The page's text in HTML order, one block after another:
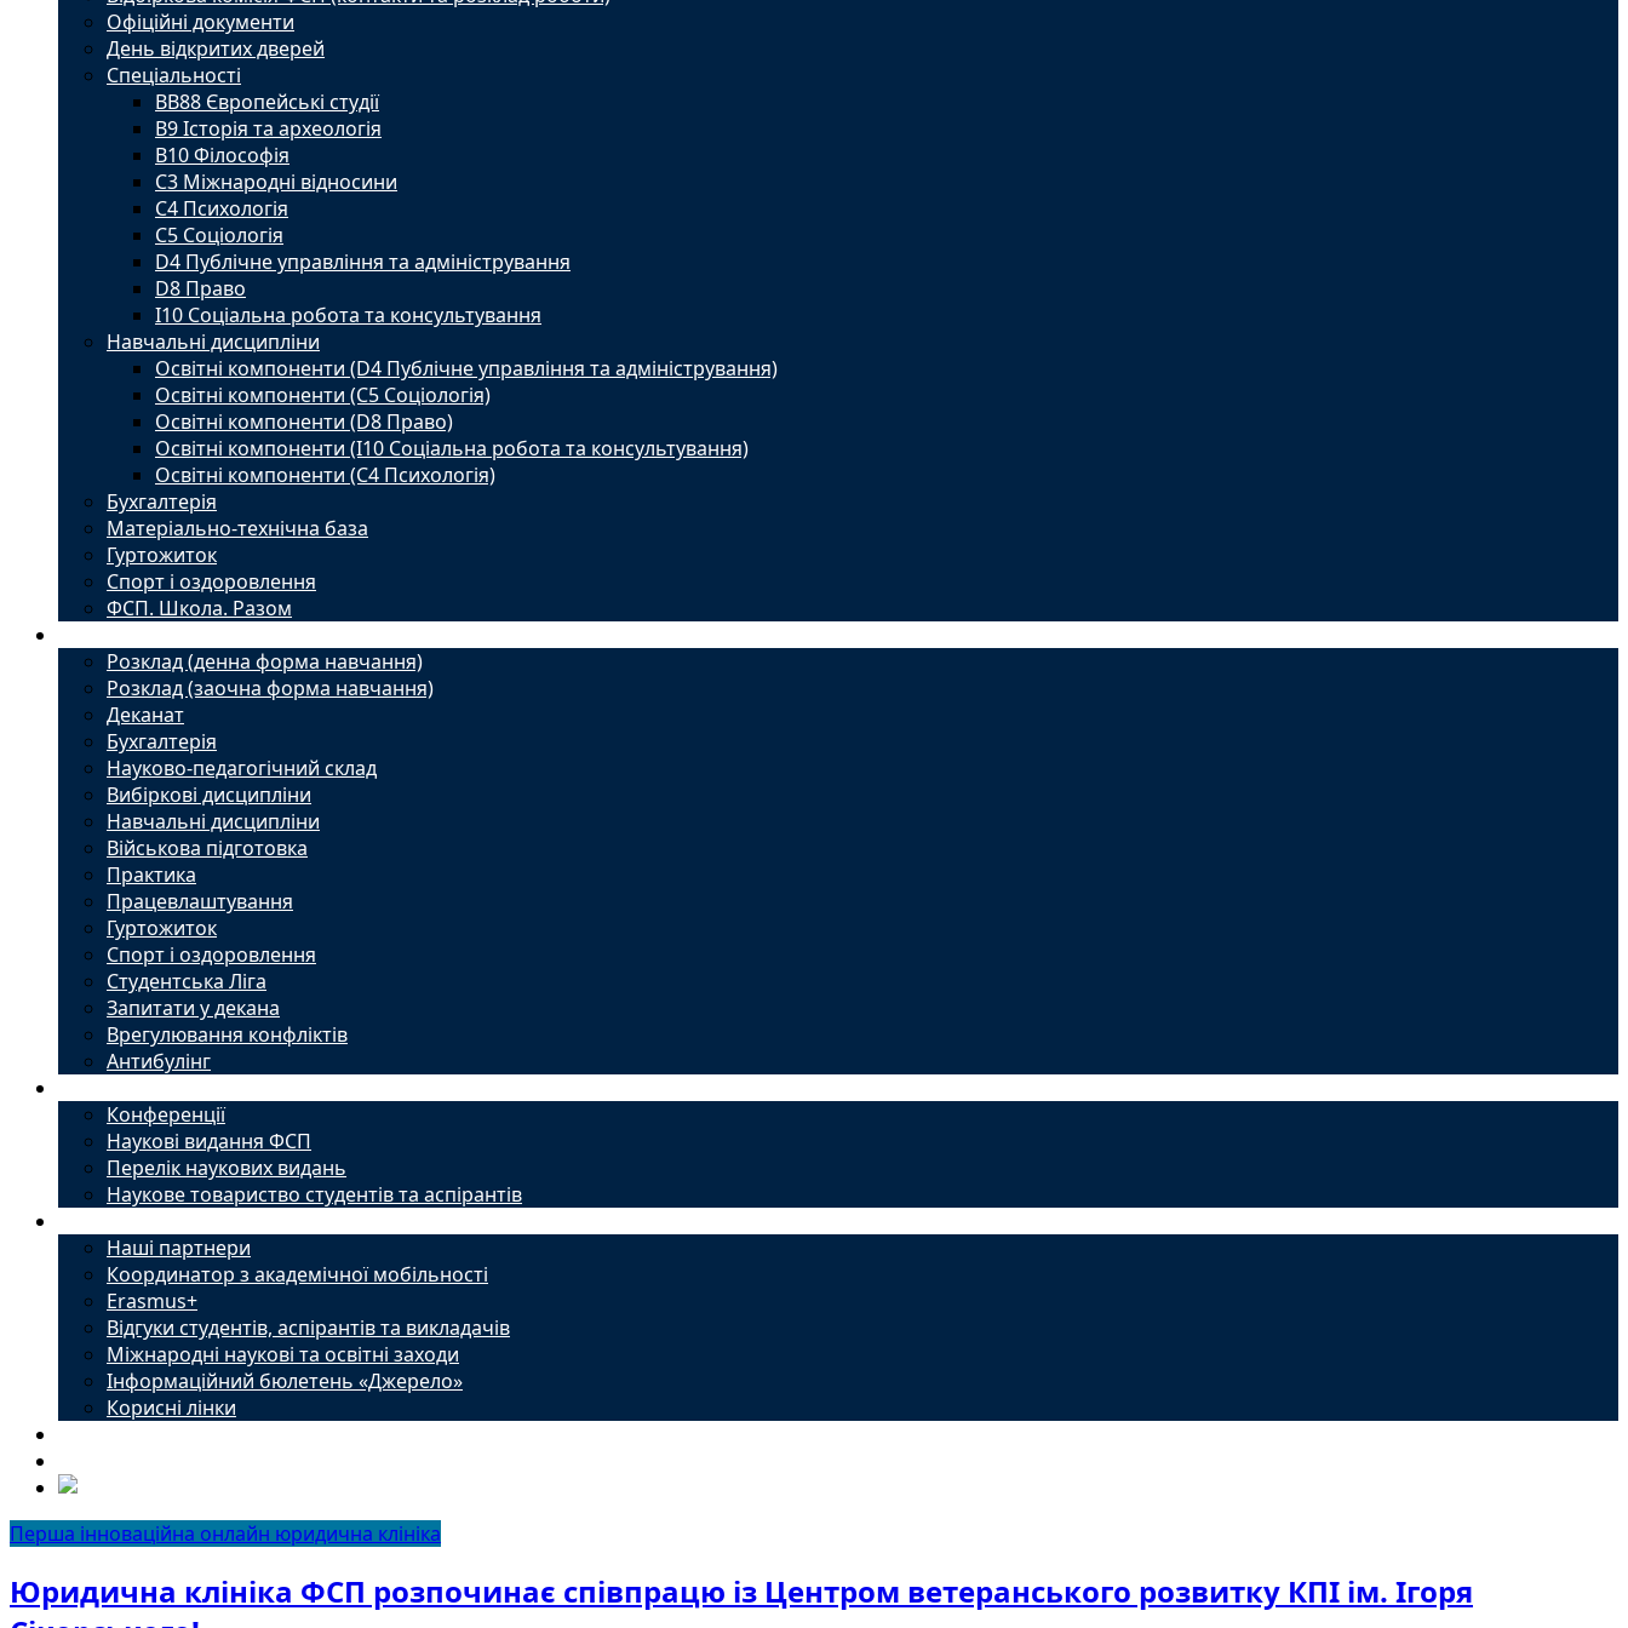
Офіційні документи
День відкритих дверей
Спеціальності
BВ88 Європейські студії
B9 Історія та археологія
B10 Філософія
C3 Міжнародні відносини
C4 Психологія
С5 Соціологія
D4 Публічне управління та адміністрування
D8 Право
I10 Соціальна робота та консультування
Навчальні дисципліни
Освітні компоненти (D4 Публічне управління та адміністрування)
Освітні компоненти (С5 Соціологія)
Освітні компоненти (D8 Право)
Освітні компоненти (I10 Соціальна робота та консультування)
Освітні компоненти (С4 Психологія)
Бухгалтерія
Матеріально-технічна база
Гуртожиток
Спорт і оздоровлення
ФСП. Школа. Разом
Розклад (денна форма навчання)
Розклад (заочна форма навчання)
Деканат
Бухгалтерія
Науково-педагогічний склад
Вибіркові дисципліни
Навчальні дисципліни
Військова підготовка
Практика
Працевлаштування
Гуртожиток
Спорт і оздоровлення
Студентська Ліга
Запитати у декана
Врегулювання конфліктів
Антибулінг
Конференції
Наукові видання ФСП
Перелік наукових видань
Наукове товариство студентів та аспірантів
Наші партнери
Координатор з академічної мобільності
Erasmus+
Відгуки студентів, аспірантів та викладачів
Міжнародні наукові та освітні заходи
Інформаційний бюлетень «Джерело»
Корисні лінки
Перша інноваційна онлайн юридична клініка
Юридична клініка ФСП розпочинає співпрацю із Центром ветеранського розвитку КПІ ім. Ігоря